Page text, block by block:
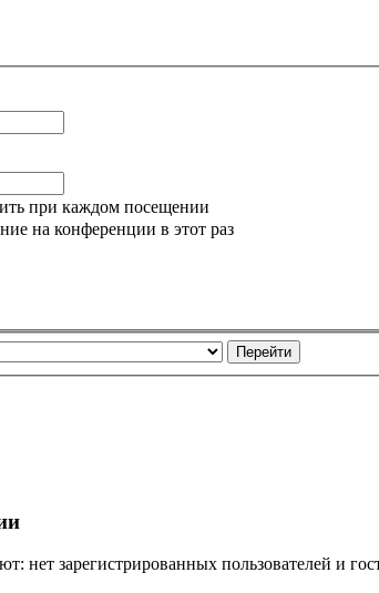
при каждом посещении
на конференции в этот раз
нет зарегистрированных пользователей и